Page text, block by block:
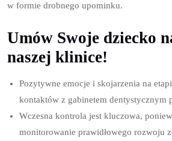
w formie drobnego upominku.
Umów Swoje dziecko
naszej klinice!
Pozytywne emocje i skojarzenia na
kontaktów z gabinetem dentystycznym
Wczesna kontrola jest kluczowa,
monitorowanie prawidłowego rozwoju